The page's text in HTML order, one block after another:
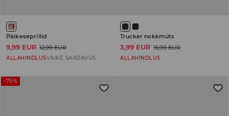
Päikeseprillid
9,99 EUR 12,99 EUR
ALLAHINDLUSVÄIKE SAADAVUS
Trucker nokkmüts
3,99 EUR 15,99 EUR
ALLAHINDLUS
-75%